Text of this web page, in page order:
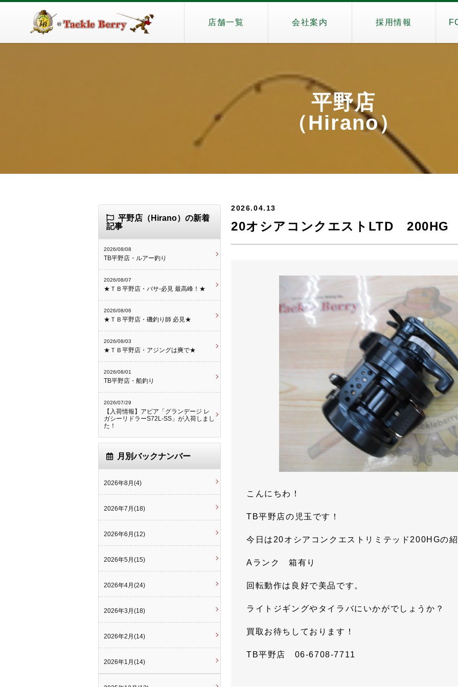
店舗一覧 会社案内 採用情報
平野店
（Hirano）
2026.04.13
20オシアコンクエストLTD 200HG
こんにちわ！
TB平野店の児玉です！
今日は20オシアコンクエストリミテッド200HGの
Aランク 箱有り
回転動作は良好で美品です。
ライトジギングやタイラバにいかがでしょうか？
買取お待ちしております！
TB平野店 06-6708-7711
平野店（Hirano）の新着
記事
2026/08/08
TB平野店・ルアー釣り
2026/08/07
★ＴＢ平野店・バサ-必見 最高峰！★
2026/08/06
★ＴＢ平野店・磯釣り師 必見★
2026/08/03
★ＴＢ平野店・アジングは爽で★
2026/08/01
TB平野店・船釣り
2026/07/29
【入荷情報】アピア「グランデージ レ
ガシーリドラーS72L-SS」が入荷しまし
た！
月別バックナンバー
2026年8月(4)
2026年7月(18)
2026年6月(12)
2026年5月(15)
2026年4月(24)
2026年3月(18)
2026年2月(14)
2026年1月(14)